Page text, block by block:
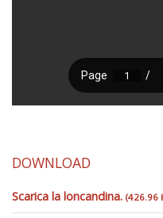
DOWNLOAD
Scarica la loncandina. (426.96